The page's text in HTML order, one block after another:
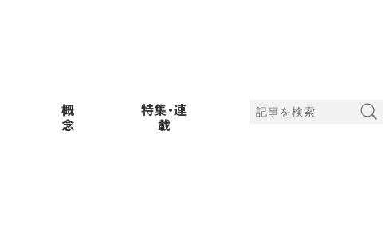
概
念
特集・連
載